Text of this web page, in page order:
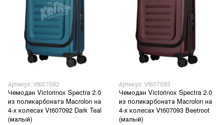
Артикул: Vt607092
Чемодан Victorinox Spectra 2.0
из поликарбоната Macrolon на
4-х колесах Vt607092 Dark Teal
(малый)
Артикул: Vt607093
Чемодан Victorinox Spectra 2.0
из поликарбоната Macrolon на
4-х колесах Vt607093 Beetroot
(малый)